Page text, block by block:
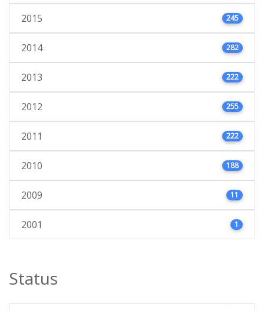
2015 245
2014 282
2013 222
2012 255
2011 222
2010 188
2009 11
2001 1
Status